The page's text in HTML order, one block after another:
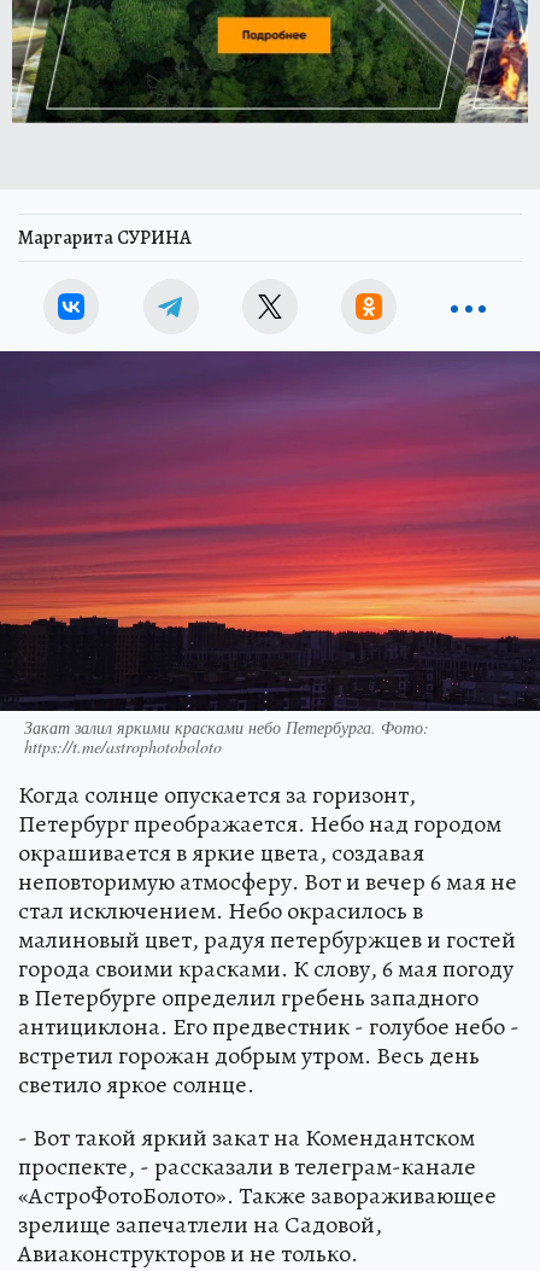
Маргарита СУРИНА
Закат залил яркими красками небо Петербурга. Фото:
https://t.me/astrophotoboloto
Когда солнце опускается за горизонт,
Петербург преображается. Небо над городом
окрашивается в яркие цвета, создавая
неповторимую атмосферу. Вот и вечер 6 мая не
стал исключением. Небо окрасилось в
малиновый цвет, радуя петербуржцев и гостей
города своими красками. К слову, 6 мая погоду
в Петербурге определил гребень западного
антициклона. Его предвестник - голубое небо -
встретил горожан добрым утром. Весь день
светило яркое солнце.
- Вот такой яркий закат на Комендантском
проспекте, - рассказали в телеграм-канале
«АстроФотоБолото». Также завораживающее
зрелище запечатлели на Садовой,
Авиаконструкторов и не только.